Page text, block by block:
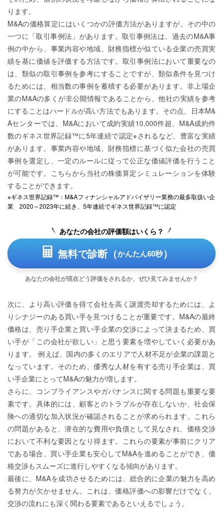
ります。
M&Aの価格算定にはいくつかの評価方法がありますが、その中の
一つに「取引事例法」があります。取引事例法は、過去のM&A事
例の中から、事業内容や地域、財務指標が似ている企業の売買実
績を基に価値を評価する方法です。取引事例法において重要なの
は、類似の取引事例を参考にすることですが、類似条件を見つけ
るためには、相当数の事例を蓄積する必要があります。非上場企
業のM&Aの多くが非公開情報であることから、他社の実績を参考
にすることはハードルが高い方法でもあります。その点、日本M&
Aセンターでは、M&Aにおいて成約実績10,000件超、M&A成約件
数のギネス世界記録™に5年連続で認定※されるなど、豊富な実績
があります。事業内容や地域、財務指標に基づく似た会社の売買
事例を選定し、一定のルールに従って公正な価値評価を行うこと
が可能です。こちらから当社の株価算定シミュレーションを体験
することができます。
※ギネス世界記録™：M&Aフィナンシャルアドバイザリー業務の最多取扱い企
業 2020～2023年に続き、5年連続でギネス世界記録™に認定
あなたの会社の評価額はいくら？
無料で診断（かんたん60秒）
あなたの会社が現在どう評価をされるか、ぜひ見てみませんか？
次に、より高い評価を得て会社を高く譲渡売却するためには、よ
りシナジーのある買い手を見つけることが重要です。M&Aの最終
価格は、売り手企業と買い手企業の交渉によって決まるため、買
い手が「この会社が欲しい」と思う要素を増やしていく必要があ
ります。 例えば、国内の多くのエリアで人材不足が企業の課題と
なっています。そのため、優秀な人材を有する売り手企業は、買
い手企業にとってM&Aの魅力が増します。
さらに、コンプライアンスやガバナンスに関する問題も重要な要
素です。具体的には、顧客とのトラブルが存在しないか、社会保
険への適切な加入状況が確認されることが求められます。これら
の問題があると、潜在的な費用や負債として見なされ、価格交渉
において不利な要因となり得ます。これらの要素が事前にクリア
である場合、買い手企業も安心してM&Aを進めることができ、価
格交渉もスムーズに進行しやすくなる傾向があります。
最後に、M&Aを成功させるためには、総合的に企業の魅力を高め
る努力が欠かせません。これは、価格評価への影響だけでなく、
交渉の流れにも深く関わる要素であるといえるでしょう。